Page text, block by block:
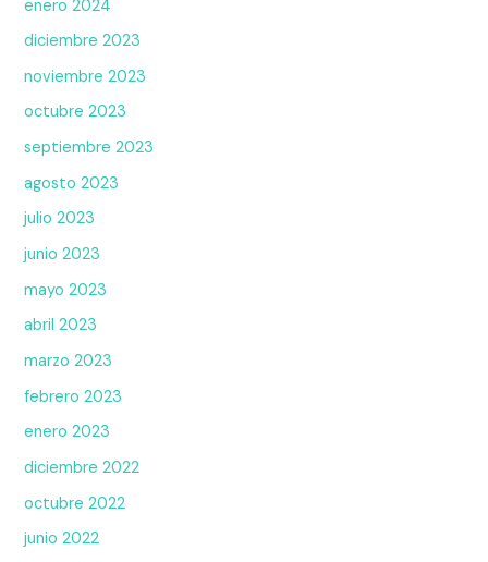
enero 2024
diciembre 2023
noviembre 2023
octubre 2023
septiembre 2023
agosto 2023
julio 2023
junio 2023
mayo 2023
abril 2023
marzo 2023
febrero 2023
enero 2023
diciembre 2022
octubre 2022
junio 2022